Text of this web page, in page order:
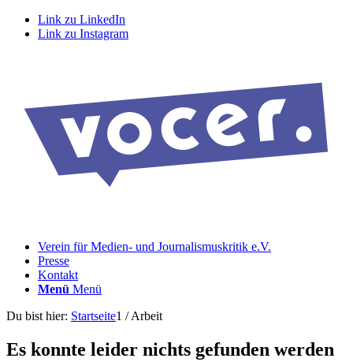
Link zu LinkedIn
Link zu Instagram
Verein für Medien- und Journalismuskritik e.V.
Presse
Kontakt
Menü Menü
Du bist hier: Startseite1 / Arbeit
Es konnte leider nichts gefunden werden